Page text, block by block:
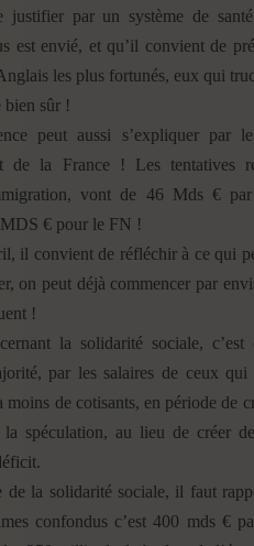
justifier par un système de
est envié, et qu’il convient de
les plus fortunés, eux qui
bien sûr !
peut aussi s’expliquer par
de la France ! Les tentatives
vont de 46 Mds €
MDS € pour le FN !
il convient de réfléchir à ce qui
on peut déjà commencer par
!
la solidarité sociale, c’est
par les salaires de ceux qui
de cotisants, en période de
spéculation, au lieu de créer
de la solidarité sociale, il faut
confondus c’est 400 mds €